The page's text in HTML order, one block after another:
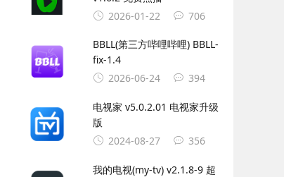
2026-01-22
706
BBLL(第三方哔哩哔哩) BBLL-
fix-1.4
2026-06-24
394
电视家 v5.0.2.01 电视家升级
版
2024-08-27
356
我的电视(my-tv) v2.1.8-9 超